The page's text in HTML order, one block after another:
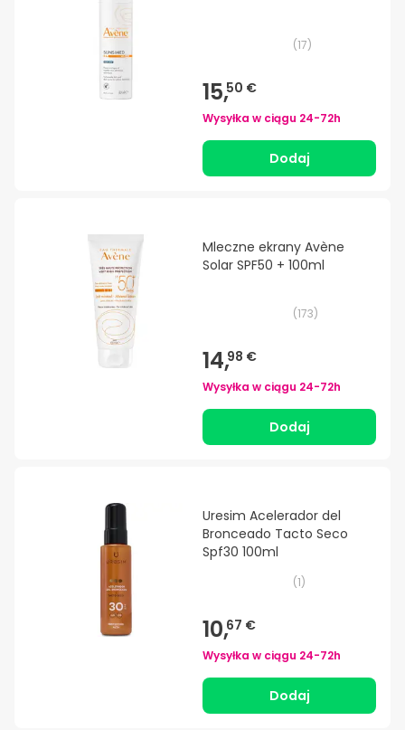
(17)
15,50 €
Wysyłka w ciągu 24-72h
Dodaj
Mleczne ekrany Avène
Solar SPF50 + 100ml
(173)
14,98 €
Wysyłka w ciągu 24-72h
Dodaj
Uresim Acelerador del
Bronceado Tacto Seco
Spf30 100ml
(1)
10,67 €
Wysyłka w ciągu 24-72h
Dodaj